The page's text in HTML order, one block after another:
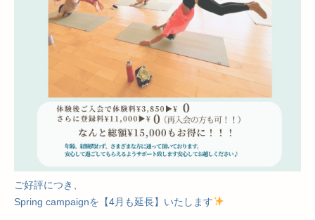
ご好評につき、
Spring campaignを【4月も延長】いたします